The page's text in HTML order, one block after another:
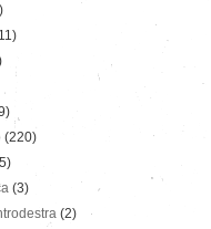
(220)
(3)
(2)